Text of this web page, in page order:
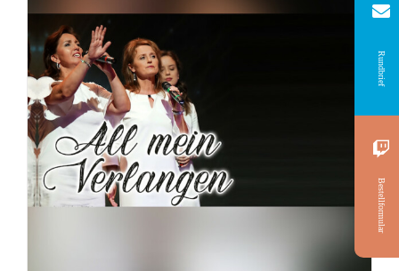
CD: Alte Lieder in neuer Frische (Lieder
von 1986-1999)
Rundbrief
Bestellformular